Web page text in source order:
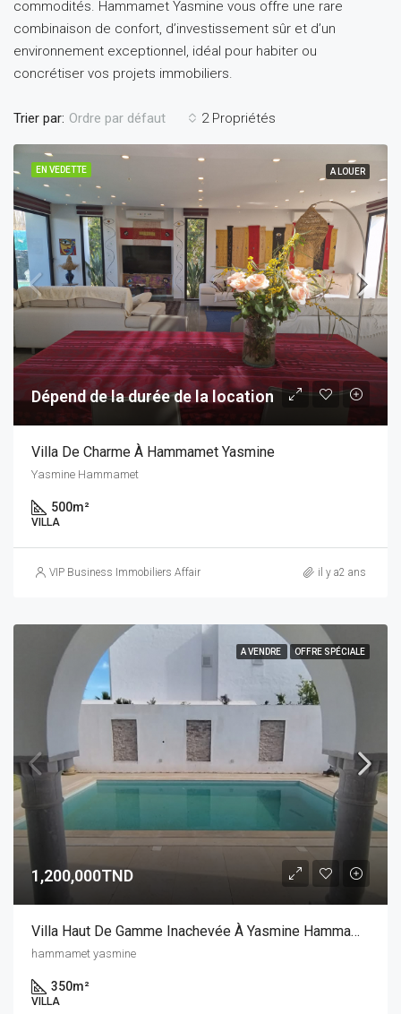
commodités. Hammamet Yasmine vous offre une rare
combinaison de confort, d’investissement sûr et d’un
environnement exceptionnel, idéal pour habiter ou
concrétiser vos projets immobiliers.
2 Propriétés
Trier par: Ordre par défaut
EN VEDETTE A LOUER
Dépend de la durée de la location
Villa De Charme À Hammamet Yasmine
Yasmine Hammamet
500m²
VILLA
VIP Business Immobiliers Affaires il y a2 ans
A VENDRE OFFRE SPÉCIALE
1,200,000TND
Villa Haut De Gamme Inachevée À Yasmine Hammamet
hammamet yasmine
350m²
VILLA